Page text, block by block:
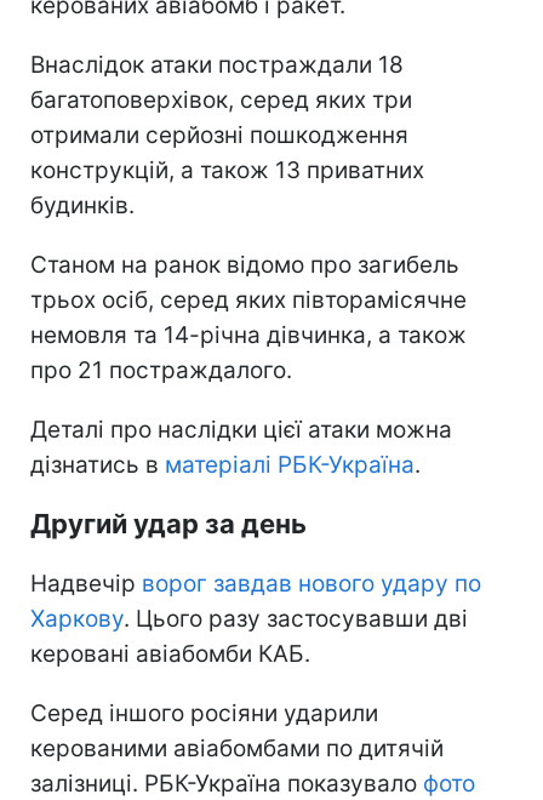
Внаслідок атаки постраждали 18
багатоповерхівок, серед яких три
отримали серйозні пошкодження
конструкцій, а також 13 приватних
будинків.
Станом на ранок відомо про загибель
трьох осіб, серед яких півторамісячне
немовля та 14-річна дівчинка, а також
про 21 постраждалого.
Деталі про наслідки цієї атаки можна
дізнатись в матеріалі РБК-Україна.
Другий удар за день
Надвечір ворог завдав нового удару по
Харкову. Цього разу застосувавши дві
керовані авіабомби КАБ.
Серед іншого росіяни ударили
керованими авіабомбами по дитячій
залізниці. РБК-Україна показувало фото